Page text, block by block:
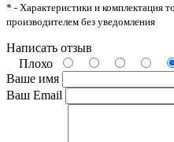
* - Характеристики и комплектация
производителем без уведомления
Написать отзыв
Плохо
Ваше имя
Ваш Email